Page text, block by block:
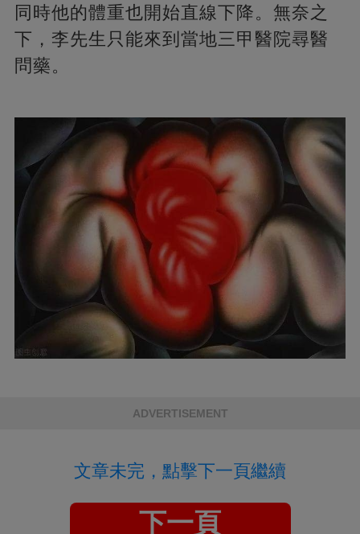
同時他的體重也開始直線下降。無奈之
下，李先生只能來到當地三甲醫院尋醫
問藥。
ADVERTISEMENT
文章未完，點擊下一頁繼續
下一頁